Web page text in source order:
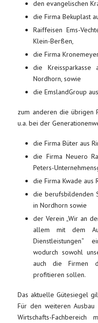
den evangelischen
die Firma Bekuplast
Raiffeisen Ems-
Klein-Berßen,
die Firma
die Kreissparkasse
Nordhorn, sowie
die EmslandGroup
zum anderen die übrigen
u.a. bei der
die Firma Büter aus
die Firma Neuero
Peters-
die Firma Kwade aus
die berufsbildenden
in Nordhorn sowie
der Verein „Wir an
allem mit dem
Dienstleistungen“
wodurch sowohl
auch die Firmen
profitieren sollen.
Das aktuelle Gütesiegel
Für den weiteren
Wirtschafts-